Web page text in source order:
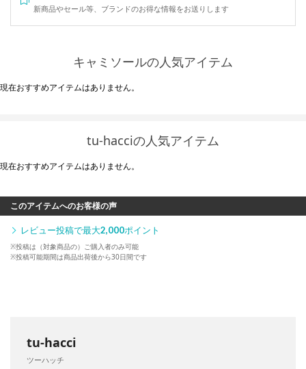
新商品やセール等、ブランドのお得な情報をお送りします
キャミソールの人気アイテム
現在おすすめアイテムはありません。
tu-hacciの人気アイテム
現在おすすめアイテムはありません。
このアイテムへのお客様の声
レビュー投稿で最大2,000ポイント
※投稿は（対象商品の）ご購入者のみ可能
※投稿可能期間は商品出荷後から30日間です
tu-hacci
ツーハッチ